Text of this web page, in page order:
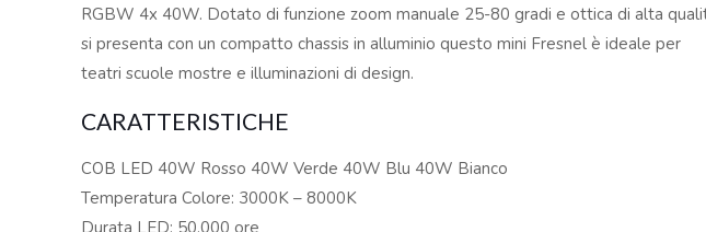
RGBW 4x 40W. Dotato di funzione zoom manuale 25-80 gradi e ottica di alta
si presenta con un compatto chassis in alluminio questo mini Fresnel è ideale per
teatri scuole mostre e illuminazioni di design.
CARATTERISTICHE
COB LED 40W Rosso 40W Verde 40W Blu 40W Bianco
Temperatura Colore: 3000K – 8000K
Durata LED: 50.000 ore